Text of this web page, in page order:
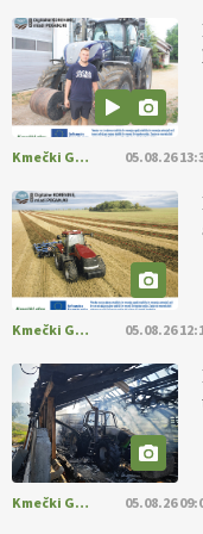
[EKOloško = LOGIČNO
. VEČ
https://t.co/
https://t.co/RVG0FzcQN6
[EKOloško = LOGIČNO
varnost,
okolje in
https://t.co/K0USFPJ5fJ
https://t.co/vcHhoOixHy
[EKOloško = LOGIČNO
ampak tudi način njene
@EUAgri #imcap #cap
Kmečki Glas 05.08.26
Kmečki Glas 05.08.26
Kmečki Glas 05.08.26